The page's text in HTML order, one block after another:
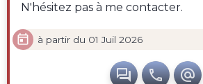
N'hésitez pas à me contacter.
 à partir du 01 Juil 2026
  